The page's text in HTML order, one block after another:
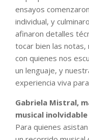
ensayos
individual, y
afinaron detalles
tocar bien las
con quienes nos
un lenguaje, y
experiencia viva
Gabriela Mistral,
musical inolvidable
Para quienes